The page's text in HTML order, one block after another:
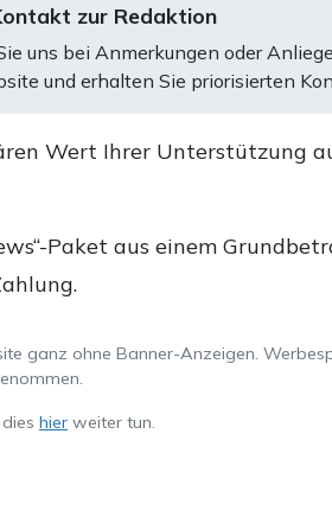
zur Redaktion
uns bei Anmerkungen oder
und erhalten Sie priorisierten
Wert Ihrer Unterstützung
Paket aus einem
ganz ohne Banner-Anzeigen.
hier weiter tun.